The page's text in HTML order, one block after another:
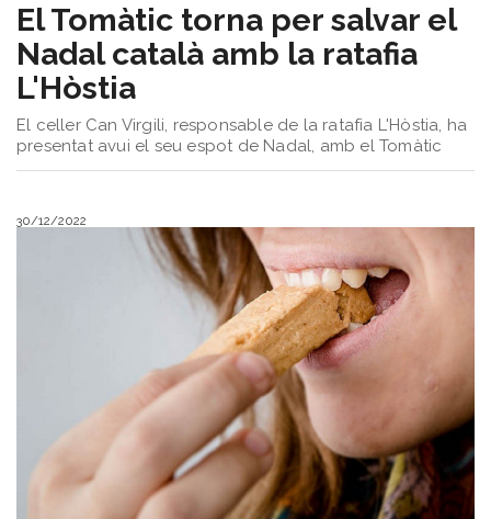
El Tomàtic torna per salvar el
Nadal català amb la ratafia
L'Hòstia
El celler Can Virgili, responsable de la ratafia L'Hòstia, ha
presentat avui el seu espot de Nadal, amb el Tomàtic
30/12/2022